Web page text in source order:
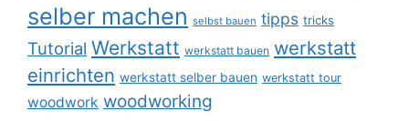
selber machen selbst bauen tipps tricks
Tutorial Werkstatt werkstatt bauen werkstatt
einrichten werkstatt selber bauen werkstatt tour
woodwork woodworking